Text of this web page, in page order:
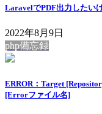
LaravelでPDF出力したい
2022年8月9日
php備忘録
ERROR：Target
[Errorファイル名]